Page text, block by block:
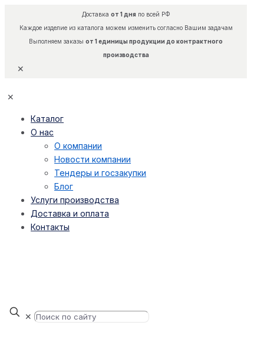
Доставка от 1 дняпо всей РФ
Каждое изделие из каталога можем изменить согласно Вашим задачам
Выполняем заказы от 1 единицы продукции до контрактного
производства
✕
✕
Каталог
О нас
О компании
Новости компании
Тендеры и госзакупки
Блог
Услуги производства
Доставка и оплата
Контакты
✕